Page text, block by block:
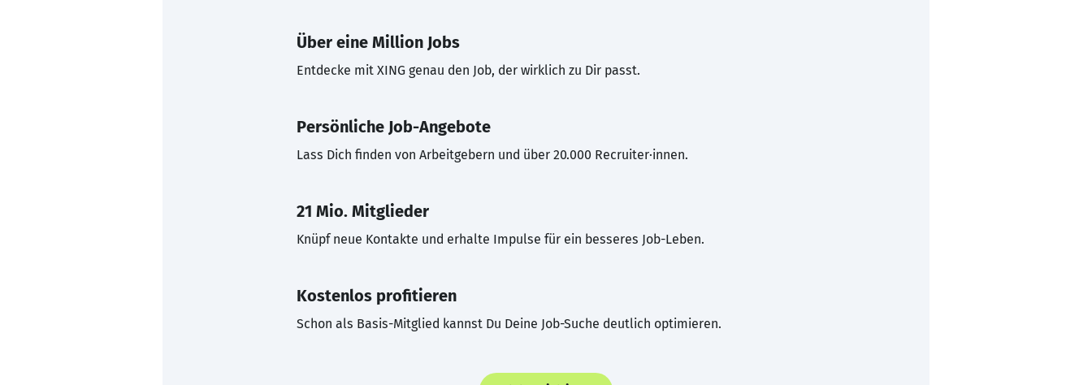
Über eine Million Jobs
Entdecke mit XING genau den Job, der wirklich zu Dir passt.
Persönliche Job-Angebote
Lass Dich finden von Arbeitgebern und über 20.000 Recruiter·innen.
21 Mio. Mitglieder
Knüpf neue Kontakte und erhalte Impulse für ein besseres Job-Leben.
Kostenlos profitieren
Schon als Basis-Mitglied kannst Du Deine Job-Suche deutlich optimieren.